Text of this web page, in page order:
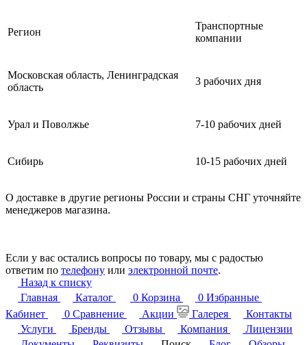
Регион
Транспортные
компании
Московская область, Ленинградская
область
3 рабочих дня
Урал и Поволжье 7-10 рабочих дней
Сибирь 10-15 рабочих дней
О доставке в другие регионы России и страны СНГ уточняйте
менеджеров магазина.
Если у вас остались вопросы по товару, мы с радостью
ответим по телефону или электронной почте.
Назад к списку
Главная
Каталог 0 Корзина 0 Избранные
Кабинет
0 Сравнение Акции Галерея
Контакты
Услуги
Бренды Отзывы Компания
Лицензии